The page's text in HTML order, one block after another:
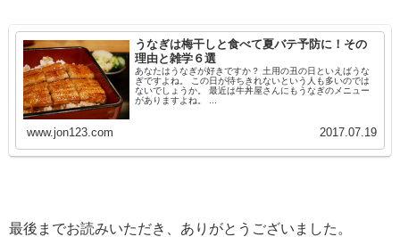
うなぎは梅干しと食べて夏バテ予防に！その
理由と雑学６選
あなたはうなぎが好きですか？ 土用の丑の日といえばうな
ぎですよね。 この日が待ちきれないという人も多いのでは
ないでしょうか。 最近は牛丼屋さんにもうなぎのメニュー
がありますよね。 ...
www.jon123.com 2017.07.19
最後までお読みいただき、ありがとうございました。